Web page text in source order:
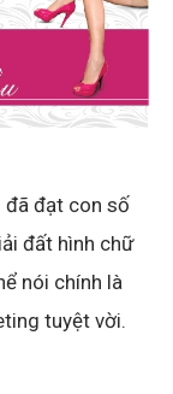
đã đạt con số
đất hình chữ
nói chính là
tuyệt vời.